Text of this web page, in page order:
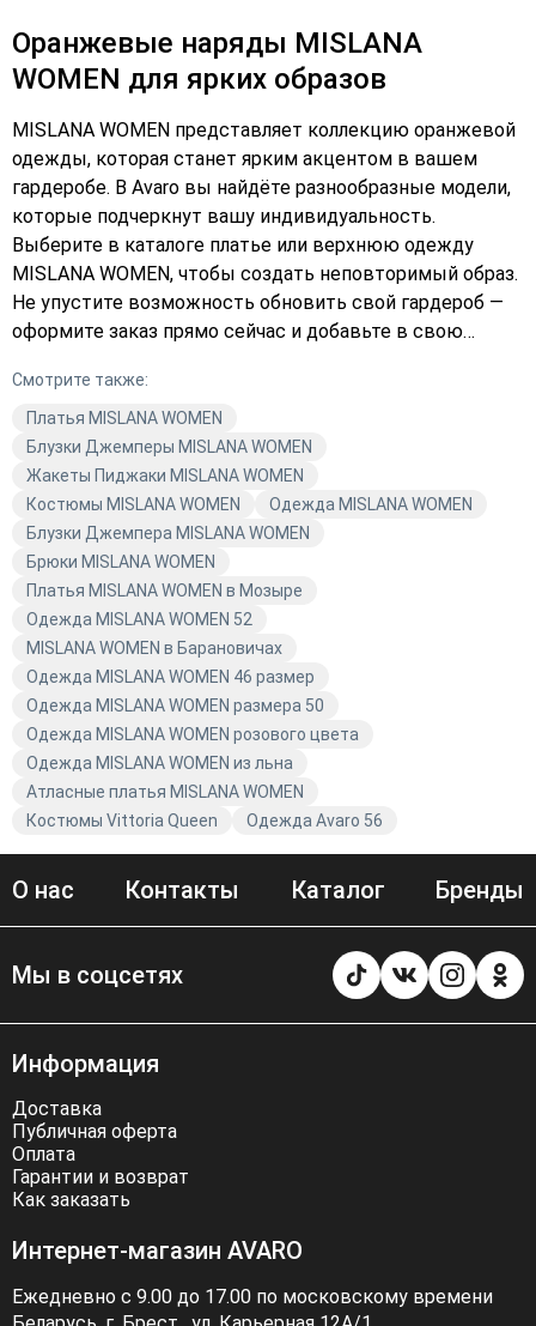
Оранжевые наряды MISLANA
WOMEN для ярких образов
MISLANA WOMEN представляет коллекцию оранжевой
одежды, которая станет ярким акцентом в вашем
гардеробе. В Avaro вы найдёте разнообразные модели,
которые подчеркнут вашу индивидуальность.
Выберите в каталоге платье или верхнюю одежду
MISLANA WOMEN, чтобы создать неповторимый образ.
Не упустите возможность обновить свой гардероб —
оформите заказ прямо сейчас и добавьте в свою
MISLANA WOMEN, которое подчеркнёт вашу фигуру и
сделает вас неотразимой. Закажите с доставкой и
наслаждайтесь комфортом от Avaro.
Смотрите также:
Платья MISLANA WOMEN
Блузки Джемперы MISLANA WOMEN
Жакеты Пиджаки MISLANA WOMEN
Костюмы MISLANA WOMEN
Одежда MISLANA WOMEN
Блузки Джемпера MISLANA WOMEN
Брюки MISLANA WOMEN
Платья MISLANA WOMEN в Мозыре
Одежда MISLANA WOMEN 52
MISLANA WOMEN в Барановичах
Одежда MISLANA WOMEN 46 размер
Одежда MISLANA WOMEN размера 50
Одежда MISLANA WOMEN розового цвета
Одежда MISLANA WOMEN из льна
Атласные платья MISLANA WOMEN
Костюмы Vittoria Queen
Одежда Avaro 56
О нас Контакты Каталог Бренды
Мы в соцсетях
Информация
Доставка
Публичная оферта
Оплата
Гарантии и возврат
Как заказать
Интернет-магазин AVARO
Ежедневно с 9.00 до 17.00 по московскому времени